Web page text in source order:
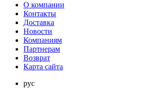
О компании
Контакты
Доставка
Новости
Компаниям
Партнерам
Возврат
Карта сайта
рус